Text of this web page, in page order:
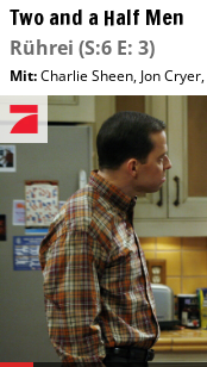
Two and a Half Men
Rührei (S:6 E: 3)
Mit:Charlie Sheen, Jon Cryer,